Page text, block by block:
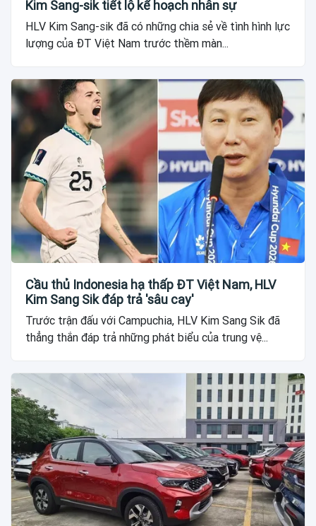
Kim Sang-sik tiết lộ kế hoạch nhân sự
HLV Kim Sang-sik đã có những chia sẻ về tình hình lực
lượng của ĐT Việt Nam trước thềm màn...
Cầu thủ Indonesia hạ thấp ĐT Việt Nam, HLV
Kim Sang Sik đáp trả 'sâu cay'
Trước trận đấu với Campuchia, HLV Kim Sang Sik đã
thẳng thắn đáp trả những phát biểu của trung vệ...